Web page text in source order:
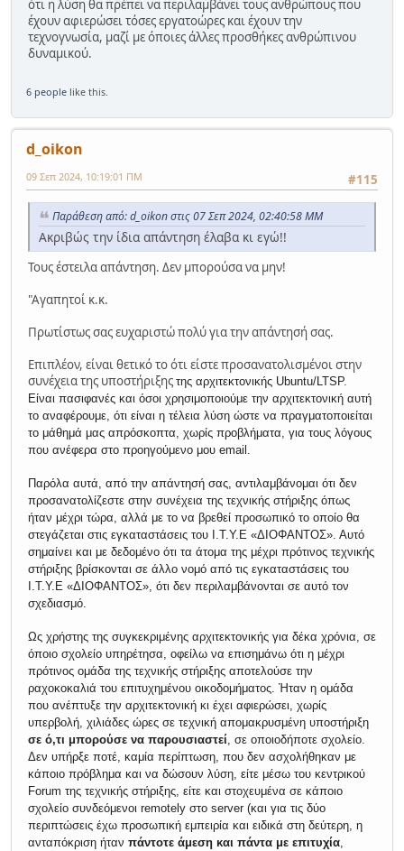
ότι η λύση θα πρέπει να περιλαμβάνει τους ανθρώπους που
έχουν αφιερώσει τόσες εργατοώρες και έχουν την
τεχνογνωσία, μαζί με όποιες άλλες προσθήκες ανθρώπινου
δυναμικού.
6 people like this.
d_oikon
#115
09 Σεπ 2024, 10:19:01 ΠΜ
Παράθεση από: d_oikon στις 07 Σεπ 2024, 02:40:58 ΜΜ
Ακριβώς την ίδια απάντηση έλαβα κι εγώ!!
Τους έστειλα απάντηση. Δεν μπορούσα να μην!
"Αγαπητοί κ.κ.
Πρωτίστως σας ευχαριστώ πολύ για την απάντησή σας.
Επιπλέον, είναι θετικό το ότι είστε προσανατολισμένοι στην
συνέχεια της υποστήριξης της αρχιτεκτονικής Ubuntu/LTSP.
Είναι πασιφανές και όσοι χρησιμοποιούμε την αρχιτεκτονική αυτή
το αναφέρουμε, ότι είναι η τέλεια λύση ώστε να πραγματοποιείται
το μάθημά μας απρόσκοπτα, χωρίς προβλήματα, για τους λόγους
που ανέφερα στο προηγούμενο μου email.
Παρόλα αυτά, από την απάντησή σας, αντιλαμβάνομαι ότι δεν
προσανατολίζεστε στην συνέχεια της τεχνικής στήριξης όπως
ήταν μέχρι τώρα, αλλά με το να βρεθεί προσωπικό το οποίο θα
στεγάζεται στις εγκαταστάσεις του Ι.Τ.Υ.Ε «ΔΙΟΦΑΝΤΟΣ». Αυτό
σημαίνει και με δεδομένο ότι τα άτομα της μέχρι πρότινος τεχνικής
στήριξης βρίσκονται σε άλλο νομό από τις εγκαταστάσεις του
Ι.Τ.Υ.Ε «ΔΙΟΦΑΝΤΟΣ», ότι δεν περιλαμβάνονται σε αυτό τον
σχεδιασμό.
Ως χρήστης της συγκεκριμένης αρχιτεκτονικής για δέκα χρόνια, σε
όποιο σχολείο υπηρέτησα, οφείλω να επισημάνω ότι η μέχρι
πρότινος ομάδα της τεχνικής στήριξης αποτελούσε την
ραχοκοκαλιά του επιτυχημένου οικοδομήματος. Ήταν η ομάδα
που ανέπτυξε την αρχιτεκτονική κι έχει αφιερώσει, χωρίς
υπερβολή, χιλιάδες ώρες σε τεχνική απομακρυσμένη υποστήριξη
σε ό,τι μπορούσε να παρουσιαστεί, σε οποιοδήποτε σχολείο.
Δεν υπήρξε ποτέ, καμία περίπτωση, που δεν ασχολήθηκαν με
κάποιο πρόβλημα και να δώσουν λύση, είτε μέσω του κεντρικού
Forum της τεχνικής στήριξης, είτε και στοχευμένα σε κάποιο
σχολείο συνδεόμενοι remotely στο server (και για τις δύο
περιπτώσεις έχω προσωπική εμπειρία και ειδικά στη δεύτερη, η
ανταπόκριση ήταν πάντοτε άμεση και πάντα με επιτυχία,